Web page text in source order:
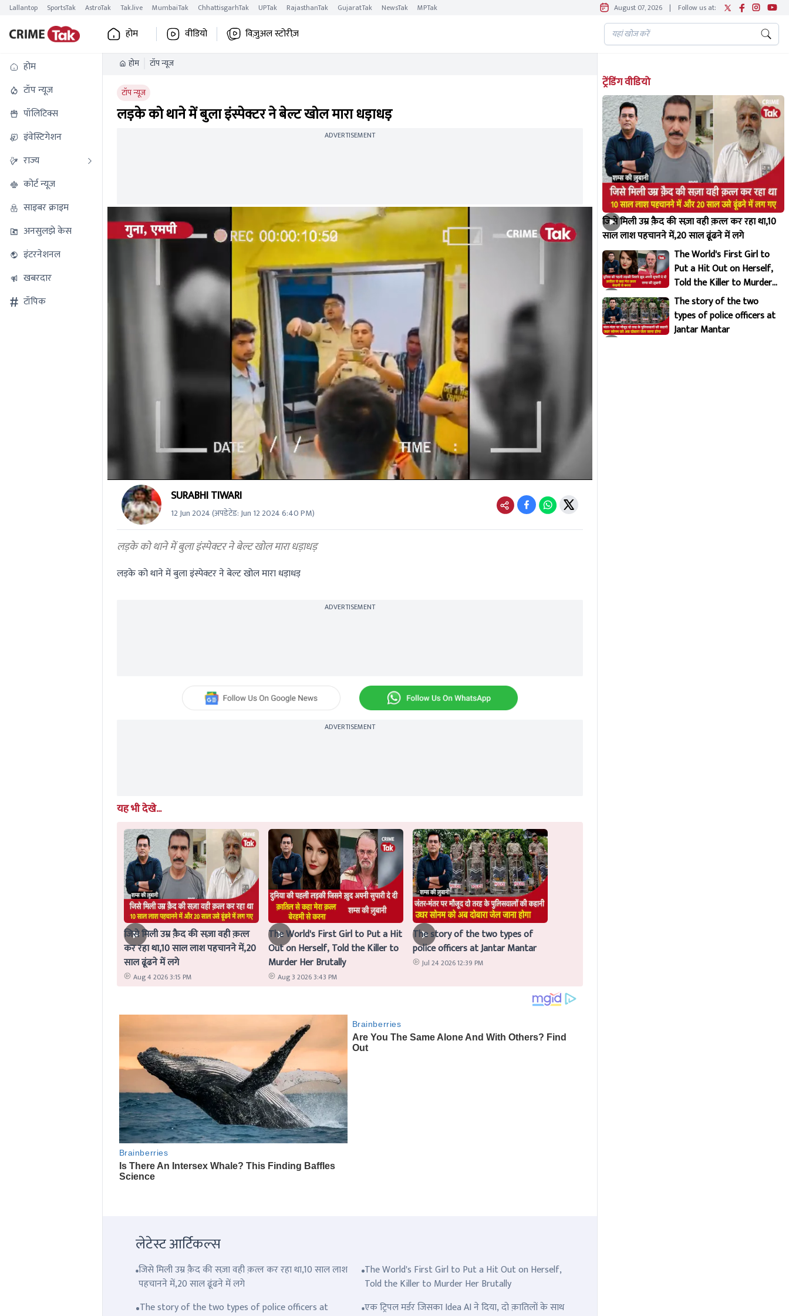
Lallantop SportsTak AstroTak Tak.live MumbaiTak ChhattisgarhTak UPTak RajasthanTak GujaratTak NewsTak MPTak August 07, 2026 | Follow us at:
होम वीडियो विज़ुअल स्टोरीज़
होम
टॉप न्यूज
पॉलिटिक्स
इंवेस्टिगेशन
राज्य
कोर्ट न्यूज
साइबर क्राइम
अनसुलझे केस
इंटरनेशनल
खबरदार
टॉपिक
होम टॉप न्यूज
टॉप न्यूज
लड़के को थाने में बुला इंस्पेक्टर ने बेल्ट खोल मारा धड़ाधड़
ADVERTISEMENT
seconds
secondsVolume
0%
SURABHI TIWARI
12 Jun 2024(अपडेटेड:Jun 12 2024 6:40 PM)
लड़के को थाने में बुला इंस्पेक्टर ने बेल्ट खोल मारा धड़ाधड़
लड़के को थाने में बुला इंस्पेक्टर ने बेल्ट खोल मारा धड़ाधड़
ADVERTISEMENT
ADVERTISEMENT
यह भी देखे...
जिसे मिली उम्र क़ैद की सज़ा वही क़त्ल
कर रहा था,10 साल लाश पहचानने में,20
साल ढूंढने में लगे
Aug 4 2026 3:15 PM
The World's First Girl to Put a Hit
Out on Herself, Told the Killer to
Murder Her Brutally
Aug 3 2026 3:43 PM
The story of the two types of
police officers at Jantar Mantar
Jul 24 2026 12:39 PM
लेटेस्ट आर्टिकल्स
जिसे मिली उम्र क़ैद की सज़ा वही क़त्ल कर रहा था,10 साल लाश
पहचानने में,20 साल ढूंढने में लगे
The World's First Girl to Put a Hit Out on Herself,
Told the Killer to Murder Her Brutally
The story of the two types of police officers at
एक ट्रिपल मर्डर जिसका Idea AI ने दिया, दो क़ातिलों के साथ
ट्रेंडिंग वीडियो
जिसे मिली उम्र क़ैद की सज़ा वही क़त्ल कर रहा था,10
साल लाश पहचानने में,20 साल ढूंढने में लगे
The World's First Girl to
Put a Hit Out on Herself,
Told the Killer to Murder
Her Brutally
The story of the two
types of police officers at
Jantar Mantar